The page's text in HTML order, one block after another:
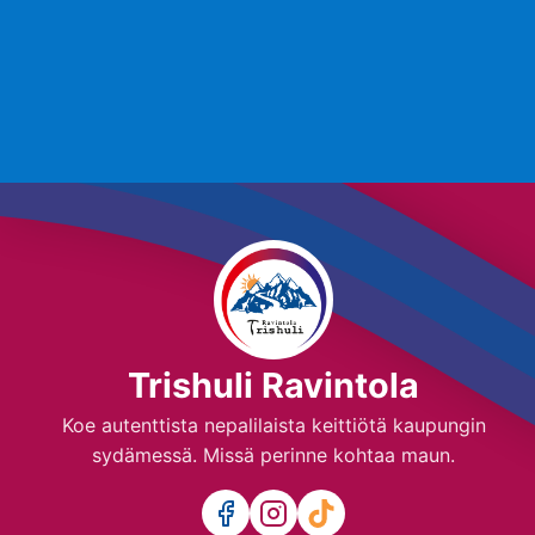
Trishuli Ravintola
Koe autenttista nepalilaista keittiötä kaupungin
sydämessä. Missä perinne kohtaa maun.